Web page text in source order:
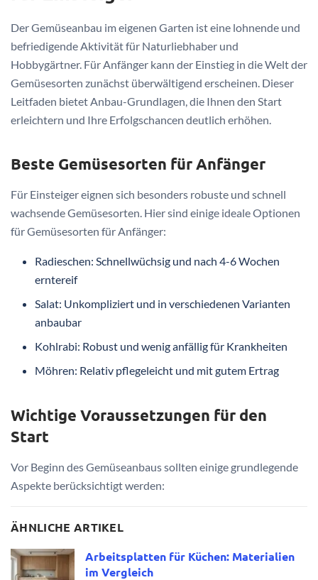
Der Gemüseanbau im eigenen Garten ist eine lohnende und
befriedigende Aktivität für Naturliebhaber und
Hobbygärtner. Für Anfänger kann der Einstieg in die Welt der
Gemüsesorten zunächst überwältigend erscheinen. Dieser
Leitfaden bietet Anbau-Grundlagen, die Ihnen den Start
erleichtern und Ihre Erfolgschancen deutlich erhöhen.
Beste Gemüsesorten für Anfänger
Für Einsteiger eignen sich besonders robuste und schnell
wachsende Gemüsesorten. Hier sind einige ideale Optionen
für Gemüsesorten für Anfänger:
Radieschen: Schnellwüchsig und nach 4-6 Wochen
erntereif
Salat: Unkompliziert und in verschiedenen Varianten
anbaubar
Kohlrabi: Robust und wenig anfällig für Krankheiten
Möhren: Relativ pflegeleicht und mit gutem Ertrag
Wichtige Voraussetzungen für den
Start
Vor Beginn des Gemüseanbaus sollten einige grundlegende
Aspekte berücksichtigt werden:
ÄHNLICHE ARTIKEL
Arbeitsplatten für Küchen: Materialien
im Vergleich